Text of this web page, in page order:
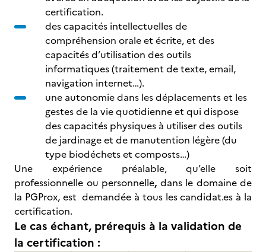
certification.
des capacités intellectuelles de
compréhension orale et écrite, et des
capacités d’utilisation des outils
informatiques (traitement de texte, email,
navigation internet…).
une autonomie dans les déplacements et les
gestes de la vie quotidienne et qui dispose
des capacités physiques à utiliser des outils
de jardinage et de manutention légère (du
type biodéchets et composts…)
Une expérience préalable, qu’elle soit
professionnelle ou personnelle, dans le domaine de
la PGProx, est demandée à tous les candidat.es à la
certification.
Le cas échant, prérequis à la validation de
la certification :